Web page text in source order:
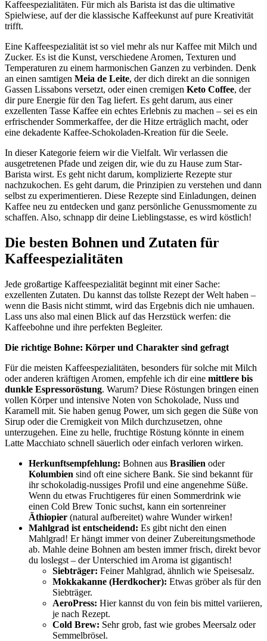
Kaffeespezialitäten. Für mich als Barista ist das die ultimative
Spielwiese, auf der die klassische Kaffeekunst auf pure Kreativität
trifft.
Eine Kaffeespezialität ist so viel mehr als nur Kaffee mit Milch und
Zucker. Es ist die Kunst, verschiedene Aromen, Texturen und
Temperaturen zu einem harmonischen Ganzen zu verbinden. Denk
an einen samtigen Meia de Leite, der dich direkt an die sonnigen
Gassen Lissabons versetzt, oder einen cremigen Keto Coffee, der
dir pure Energie für den Tag liefert. Es geht darum, aus einer
exzellenten Tasse Kaffee ein echtes Erlebnis zu machen – sei es ein
erfrischender Sommerkaffee, der die Hitze erträglich macht, oder
eine dekadente Kaffee-Schokoladen-Kreation für die Seele.
In dieser Kategorie feiern wir die Vielfalt. Wir verlassen die
ausgetretenen Pfade und zeigen dir, wie du zu Hause zum Star-
Barista wirst. Es geht nicht darum, komplizierte Rezepte stur
nachzukochen. Es geht darum, die Prinzipien zu verstehen und dann
selbst zu experimentieren. Diese Rezepte sind Einladungen, deinen
Kaffee neu zu entdecken und ganz persönliche Genussmomente zu
schaffen. Also, schnapp dir deine Lieblingstasse, es wird köstlich!
Die besten Bohnen und Zutaten für
Kaffeespezialitäten
Jede großartige Kaffeespezialität beginnt mit einer Sache:
exzellenten Zutaten. Du kannst das tollste Rezept der Welt haben –
wenn die Basis nicht stimmt, wird das Ergebnis dich nie umhauen.
Lass uns also mal einen Blick auf das Herzstück werfen: die
Kaffeebohne und ihre perfekten Begleiter.
Die richtige Bohne: Körper und Charakter sind gefragt
Für die meisten Kaffeespezialitäten, besonders für solche mit Milch
oder anderen kräftigen Aromen, empfehle ich dir eine mittlere bis
dunkle Espressoröstung. Warum? Diese Röstungen bringen einen
vollen Körper und intensive Noten von Schokolade, Nuss und
Karamell mit. Sie haben genug Power, um sich gegen die Süße von
Sirup oder die Cremigkeit von Milch durchzusetzen, ohne
unterzugehen. Eine zu helle, fruchtige Röstung könnte in einem
Latte Macchiato schnell säuerlich oder einfach verloren wirken.
Herkunftsempfehlung: Bohnen aus Brasilien oder
Kolumbien sind oft eine sichere Bank. Sie sind bekannt für
ihr schokoladig-nussiges Profil und eine angenehme Süße.
Wenn du etwas Fruchtigeres für einen Sommerdrink wie
einen Cold Brew Tonic suchst, kann ein sortenreiner
Äthiopier (natural aufbereitet) wahre Wunder wirken!
Mahlgrad ist entscheidend: Es gibt nicht den einen
Mahlgrad! Er hängt immer von deiner Zubereitungsmethode
ab. Mahle deine Bohnen am besten immer frisch, direkt bevor
du loslegst – der Unterschied im Aroma ist gigantisch!
Siebträger: Feiner Mahlgrad, ähnlich wie Speisesalz.
Mokkakanne (Herdkocher): Etwas gröber als für den
Siebträger.
AeroPress: Hier kannst du von fein bis mittel variieren,
je nach Rezept.
Cold Brew: Sehr grob, fast wie grobes Meersalz oder
Semmelbrösel.